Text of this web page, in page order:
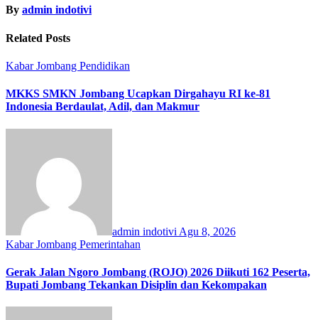
By admin indotivi
Related Posts
Kabar Jombang Pendidikan
MKKS SMKN Jombang Ucapkan Dirgahayu RI ke-81
Indonesia Berdaulat, Adil, dan Makmur
admin indotivi Agu 8, 2026
Kabar Jombang Pemerintahan
Gerak Jalan Ngoro Jombang (ROJO) 2026 Diikuti 162 Peserta,
Bupati Jombang Tekankan Disiplin dan Kekompakan